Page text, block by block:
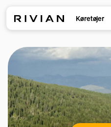
Køretøjer